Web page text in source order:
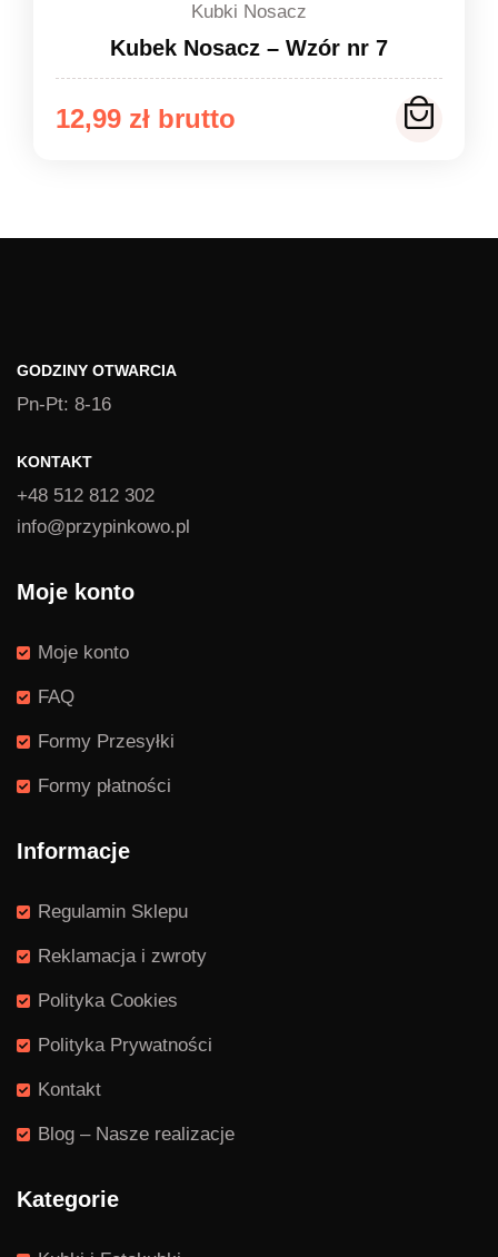
Kubki Nosacz
Kubek Nosacz – Wzór nr 7
12,99 zł
GODZINY OTWARCIA
Pn-Pt: 8-16
KONTAKT
+48 512 812 302
info@przypinkowo.pl
Moje konto
Moje konto
FAQ
Formy Przesyłki
Formy płatności
Informacje
Regulamin Sklepu
Reklamacja i zwroty
Polityka Cookies
Polityka Prywatności
Kontakt
Blog – Nasze realizacje
Kategorie